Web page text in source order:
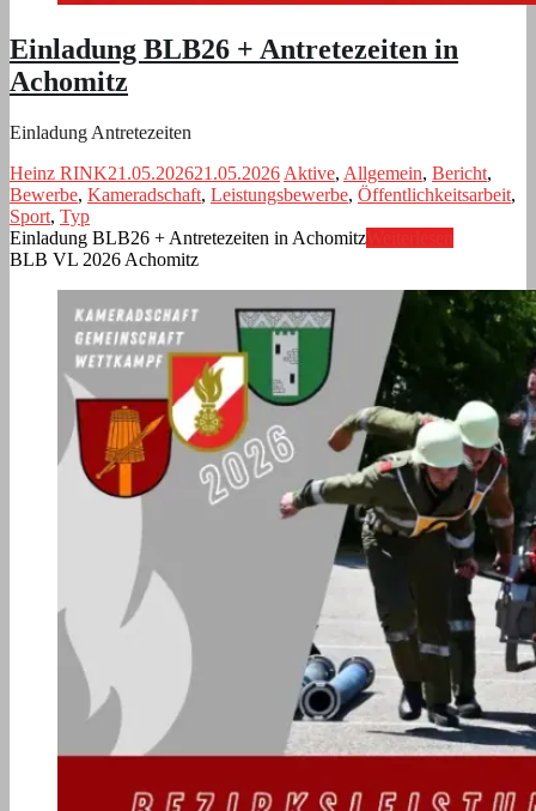
Einladung BLB26 + Antretezeiten in
Achomitz
Einladung Antretezeiten
Heinz RINK21.05.202621.05.2026 Aktive, Allgemein, Bericht,
Bewerbe, Kameradschaft, Leistungsbewerbe, Öffentlichkeitsarbeit,
Sport, Typ
Einladung BLB26 + Antretezeiten in Achomitz
BLB VL 2026 Achomitz